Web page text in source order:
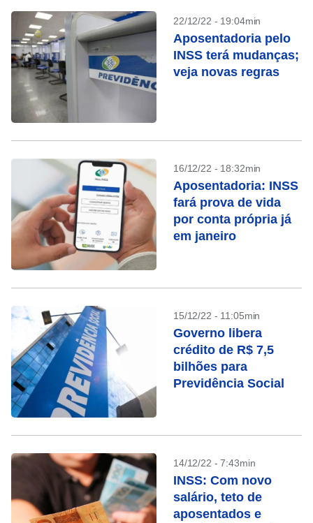
22/12/22 - 19:04min
Aposentadoria pelo
INSS terá mudanças;
veja novas regras
16/12/22 - 18:32min
Aposentadoria: INSS
fará prova de vida
por conta própria já
em janeiro
15/12/22 - 11:05min
Governo libera
crédito de R$ 7,5
bilhões para
Previdência Social
14/12/22 - 7:43min
INSS: Com novo
salário, teto de
aposentados e